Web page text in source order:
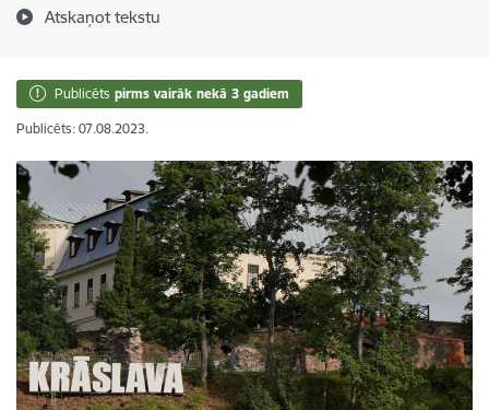
Atskaņot tekstu
Publicēts pirms vairāk nekā 3 gadiem
Publicēts: 07.08.2023.